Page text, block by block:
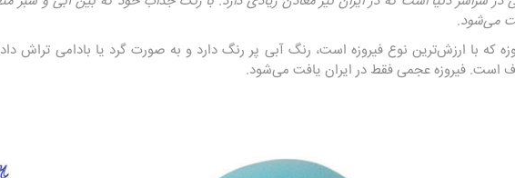
می‌شود.
که با ارزش‌ترین نوع فیروزه است، رنگ آبی پر رنگ دارد و به صورت گرد یا بادامى تراش
است. فیروزه عجمی فقط در ایران یافت می‌شود.